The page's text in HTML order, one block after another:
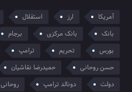
آمریکا ارز استقلال
بانک
بانک مرکزی برجام
بورس
تحریم ترامپ
حسن روحانی
حمیدرضا نقاشیان
دولت
دونالد ترامپ روحانی